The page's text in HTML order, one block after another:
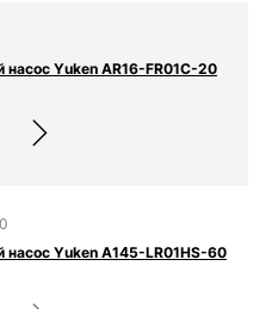
насос Yuken AR16-FR01C-20
насос Yuken A145-LR01HS-60